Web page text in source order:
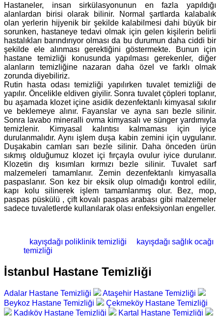
Hastaneler, insan sirkülasyonunun en fazla yapıldığı
alanlardan birisi olarak bilinir. Normal şartlarda kalabalık
olan yerlerin hijyenik bir şekilde kalabilmesi dahi büyük bir
sorunken, hastaneye tedavi olmak için gelen kişilerin belirli
hastalıkları barındırıyor olması da bu durumun daha ciddi bir
şekilde ele alınması gerektiğini göstermekte. Bunun için
hastane temizliği konusunda yapılması gerekenler, diğer
alanların temizliğine nazaran daha özel ve farklı olmak
zorunda diyebiliriz.
Rutin hasta odası temizliği yapılırken tuvalet temizliği de
yapılır. Öncelikle eldiven giyilir. Sonra tuvalet çöpleri toplanır,
bu aşamada klozet içine asidik dezenfektanlı kimyasal sıkılır
ve beklemeye alınır. Fayanslar ve ayna sarı bezle silinir.
Sonra lavabo mineralli ovma kimyasalı ve sünger yardımıyla
temizlenir. Kimyasal kalıntısı kalmaması için iyice
durulanmalıdır. Aynı işlem duşa kabin zemini için uygulanır.
Duşakabin camları sarı bezle silinir. Daha önceden ürün
sıkmış olduğumuz klozet içi fırçayla ovulur iyice durulanır.
Klozetin dış kısımları kırmızı bezle silinir. Tuvalet sarf
malzemeleri tamamlanır. Zemin dezenfektanlı kimyasalla
paspaslanır. Son kez bir eksik olup olmadığı kontrol edilir,
kapı kolu silinerek işlem tamamlanmış olur. Bez, mop,
paspas püskülü , çift kovalı paspas arabası gibi malzemeler
sadece tuvaletlerde kullanılarak olası enfeksiyonları engeller.
kayışdağı poliklinik temizliği
kayışdağı sağlık ocağı
temizliği
İstanbul Hastane Temizliği
Adalar Hastane Temizliği
Ataşehir Hastane Temizliği
Beykoz Hastane Temizliği
Çekmeköy Hastane Temizliği
Kadıköy Hastane Temizliği
Kartal Hastane Temizliği